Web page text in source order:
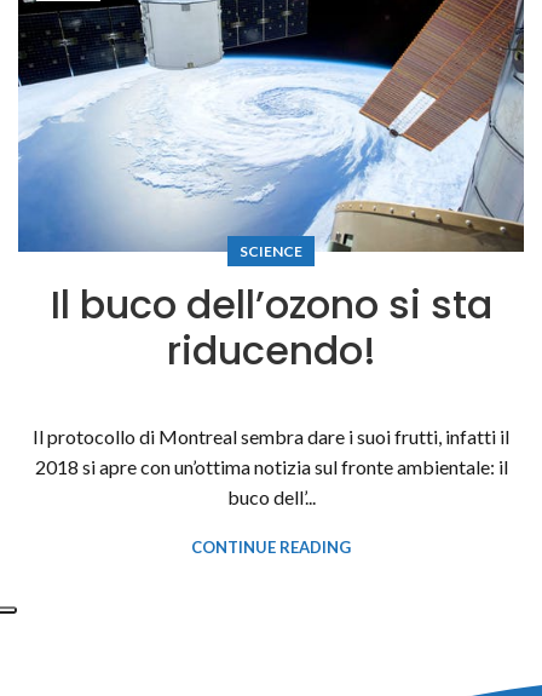
SCIENCE
Il buco dell’ozono si sta
riducendo!
Il protocollo di Montreal sembra dare i suoi frutti, infatti il
2018 si apre con un’ottima notizia sul fronte ambientale: il
buco dell’...
CONTINUE READING